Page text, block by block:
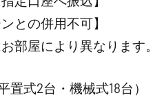
との併用不可】
部屋により異なります。
2台・機械式18台）